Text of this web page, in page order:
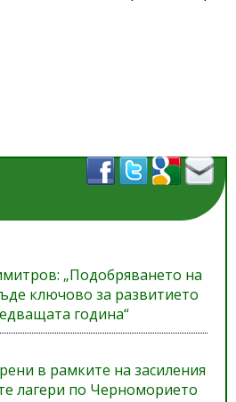
„Подобряването на
ключово за развитието
година“
в рамките на засиления
лагери по Черноморието